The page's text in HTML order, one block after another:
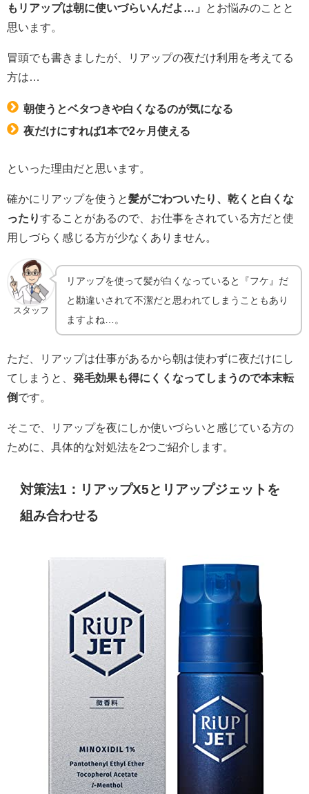
もリアップは朝に使いづらいんだよ…」
とお悩みのことと
思います。
冒頭でも書きましたが、リアップの夜だけ利用を考えてる
方は…
朝使うとベタつきや白くなるのが気になる
夜だけにすれば1本で2ヶ月使える
といった理由だと思います。
確かにリアップを使うと髪がごわついたり、乾くと白くな
ったりすることがあるので、お仕事をされている方だと使
用しづらく感じる方が少なくありません。
スタッフ
リアップを使って髪が白くなっていると『フケ』だ
と勘違いされて不潔だと思われてしまうこともあり
ますよね…。
ただ、リアップは仕事があるから朝は使わずに夜だけにし
てしまうと、 発毛効果も得にくくなってしまうので本末転
倒です。
そこで、リアップを夜にしか使いづらいと感じている方の
ために、具体的な対処法を2つご紹介します。
対策法1：リアップX5とリアップジェットを
組み合わせる